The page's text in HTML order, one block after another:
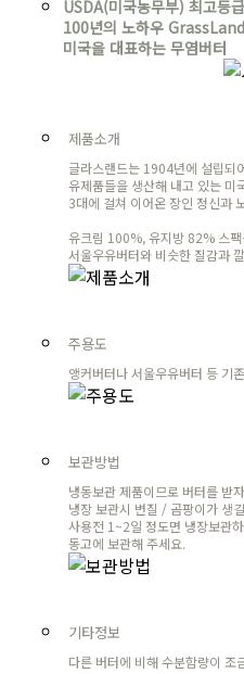
USDA(미국농무부) 최고등
100년의 노하우
미국을 대표하는 무염버터
제품소개
글라스랜드는 1904년에 설립되
유제품들을 생산해 내고 있는 미
3대에 걸쳐 이어온 장인 정신과
유크림 100%, 유지방 82% 스
서울우유버터와 비슷한 질감과
주용도
앵커버터나 서울우유버터 등 기
보관방법
냉동보관 제품이므로 버터를 받
냉장 보관시 변질 / 곰팡이가 생
사용전 1~2일 정도면 냉장보관
동고에 보관해 주세요.
기타정보
다른 버터에 비해 수분함량이 조